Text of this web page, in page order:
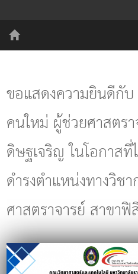
ขอแสดงความยินดีกั
คนใหม่ ผู้ช่วยศาสตร
ดิษฐเจริญ ในโอกาสที่
ดำรงตำแหน่งทางวิช
ศาสตราจารย์ สาขา